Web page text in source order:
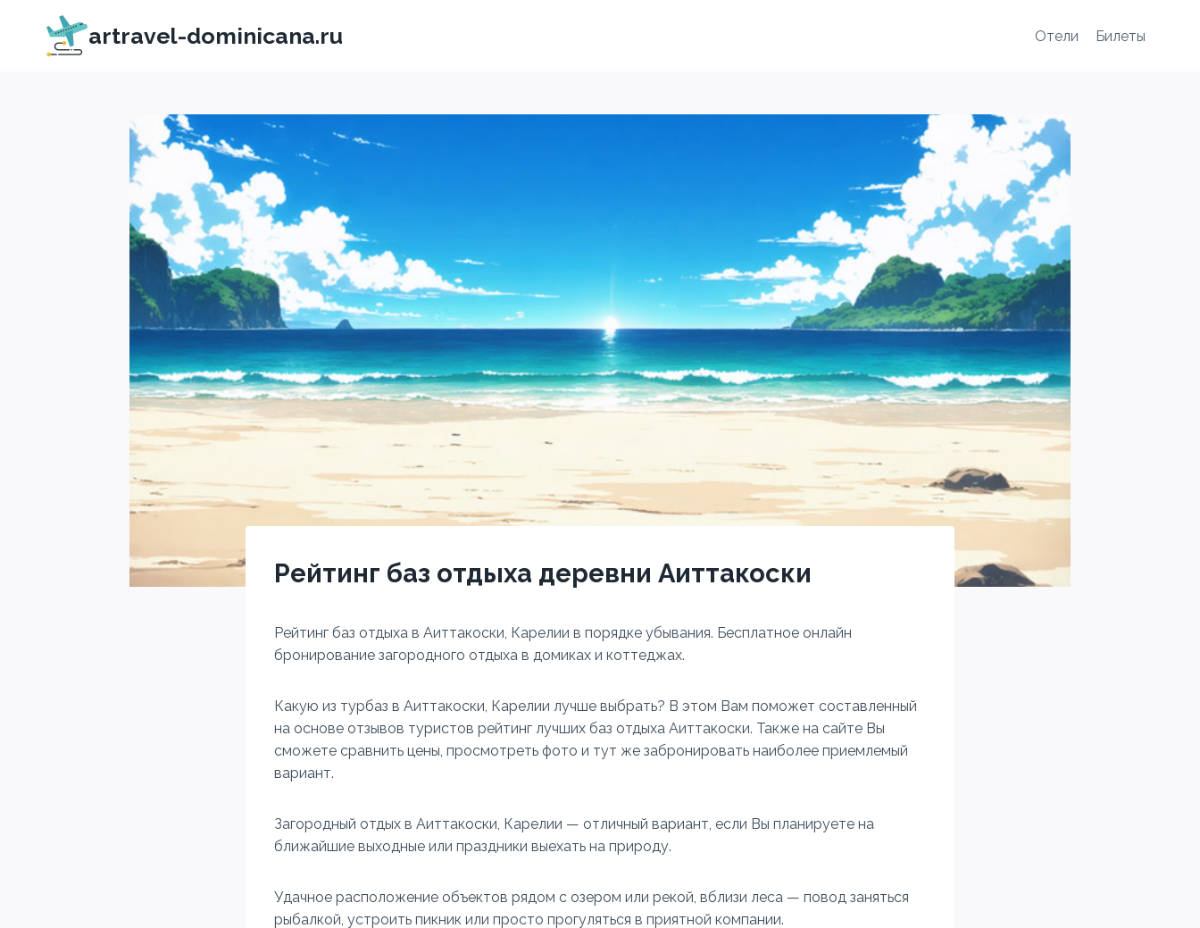
содержимому
artravel-dominicana.ru Отели Билеты
Рейтинг баз отдыха деревни Аиттакоски
Рейтинг баз отдыха в Аиттакоски, Карелии в порядке убывания. Бесплатное онлайн
бронирование загородного отдыха в домиках и коттеджах.
Какую из турбаз в Аиттакоски, Карелии лучше выбрать? В этом Вам поможет составленный
на основе отзывов туристов рейтинг лучших баз отдыха Аиттакоски. Также на сайте Вы
сможете сравнить цены, просмотреть фото и тут же забронировать наиболее приемлемый
вариант.
Загородный отдых в Аиттакоски, Карелии — отличный вариант, если Вы планируете на
ближайшие выходные или праздники выехать на природу.
Удачное расположение объектов рядом с озером или рекой, вблизи леса — повод заняться
рыбалкой, устроить пикник или просто прогуляться в приятной компании.